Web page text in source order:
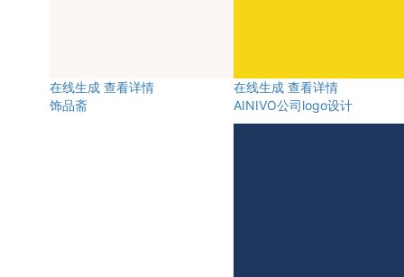
在线生成 查看详情
饰品斋
在线生成 查看详情
AINIVO公司logo设计